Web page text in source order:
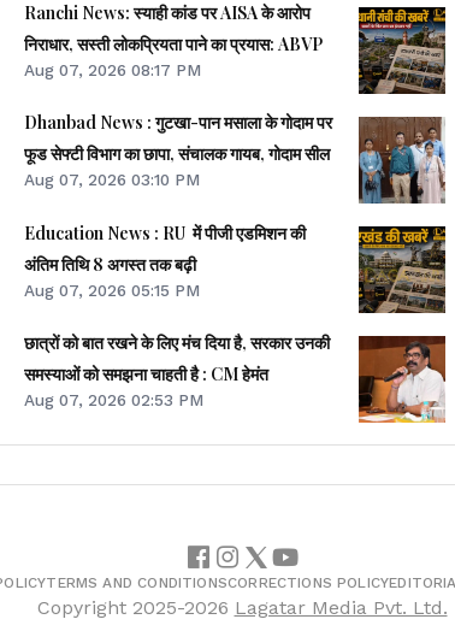
Ranchi News: स्याही कांड पर AISA के आरोप
निराधार, सस्ती लोकप्रियता पाने का प्रयास: ABVP
Aug 07, 2026 08:17 PM
Dhanbad News : गुटखा-पान मसाला के गोदाम पर
फूड सेफ्टी विभाग का छापा, संचालक गायब, गोदाम सील
Aug 07, 2026 03:10 PM
Education News : RU में पीजी एडमिशन की
अंतिम तिथि 8 अगस्त तक बढ़ी
Aug 07, 2026 05:15 PM
छात्रों को बात रखने के लिए मंच दिया है, सरकार उनकी
समस्याओं को समझना चाहती है : CM हेमंत
Aug 07, 2026 02:53 PM
TERMS AND CONDITIONSCORRECTIONS POLICY
Copyright 2025-2026 Lagatar Media Pvt. Ltd.